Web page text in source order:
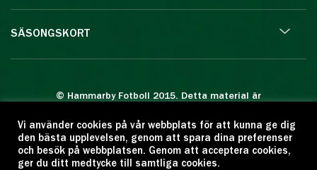
SÄSONGSKORT
© Hammarby Fotboll 2015. Detta material är
Eftertryck eller annan kopiering är förbjuden.
Citera oss gärna men ange källan:
www.hammarbyfotboll.se. Ansvarig utgivare:
Vi använder cookies på vår webbplats för att kunna ge dig
den bästa upplevelsen, genom att spara dina preferenser
och besök på webbplatsen. Genom att acceptera cookies,
ger du ditt medtycke till samtliga cookies.